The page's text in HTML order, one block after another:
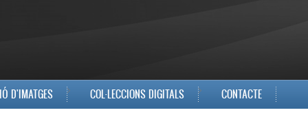
D'IMATGES COL·LECCIONS DIGITALS CONTACTE